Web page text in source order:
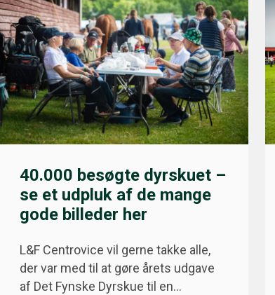
40.000 besøgte dyrskuet –
se et udpluk af de mange
gode billeder her
L&F Centrovice vil gerne takke alle,
der var med til at gøre årets udgave
af Det Fynske Dyrskue til en…